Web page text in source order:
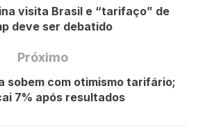
visita Brasil e “tarifaço” de
deve ser debatido
Próximo
sobem com otimismo tarifário;
7% após resultados